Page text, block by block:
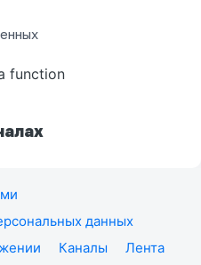
function
данных
Каналы
Лента